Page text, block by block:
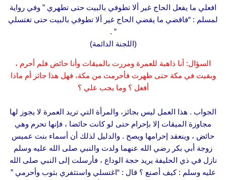
افعلي ما يفعل الحاج غير ألا تطوفي بالبيت حتى تطهري ” وفي رواية
لمسلم : “فاقضي ما يقضي الحاج غير ألا تطوفي بالبيت حتى تغتسلي
” .
(اللجنة الدائمة)
السؤال: أنا ذاهبة للعمرة ومررت بالميقات وأنا حائض فلم أحرم ،
وبقيت في مكة حتى طهرت فأحرمت من مكة، فهل هذا جائز أم ماذا
أفعل ؟ وما يجب علي ؟
الجواب . هذا العمل ليس بجائز، والمرأة التي تريد العمرة لا يجوز لها
مجاوزة الميقات إلا بإحرام حتى لو كانت حائضا ، فإنها تحرم وهي
حائض ، وينعقد إحرامها ويصح . والدليل لذلك أن أسماء بنت عميس
زوجة أبي بكر رضي الله عنهما ولدت والنبي صلى الله عليه وسلم
نازل في ذي الحليفة يريد حجة الوداع ، فأرسلت إلى النبي صلى الله
عليه وسلم : كيف أصنع ؟ قال : “اغتسلي واستثفري بثوب وأحرمي ”